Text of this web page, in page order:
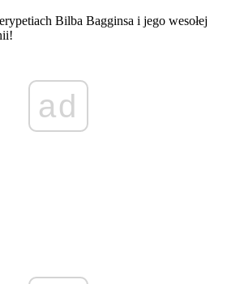
Bilba Bagginsa i jego wesołej
ad